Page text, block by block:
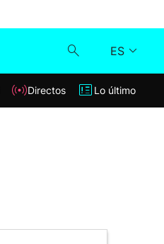
ES
Klisk
Lo último
Directos Lo último